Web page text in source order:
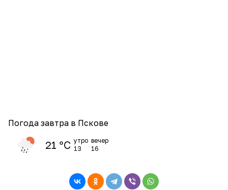
Погода завтра в Пскове
21 ℃ утро
13
вечер
16